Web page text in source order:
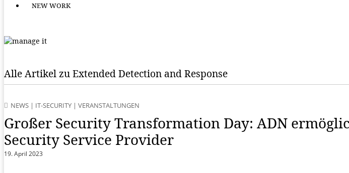
NEW WORK
Alle Artikel zu Extended Detection and Response
NEWS | IT-SECURITY | VERANSTALTUNGEN
Großer Security Transformation Day: ADN
Security Service Provider
19. April 2023